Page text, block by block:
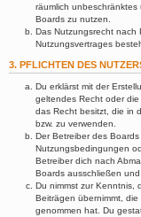
räumlich
Boards zu nutzen.
Das Nutzungsrecht
Nutzungsvertrages
3. PFLICHTEN DES
Du erklärst mit der
geltendes Recht oder
das Recht besitzt, die in
bzw. zu verwenden.
Der Betreiber des
Nutzungsbedingungen
Betreiber dich nach
Boards ausschließen
Du nimmst zur Kenntnis,
Beiträgen übernimmt,
genommen hat. Du